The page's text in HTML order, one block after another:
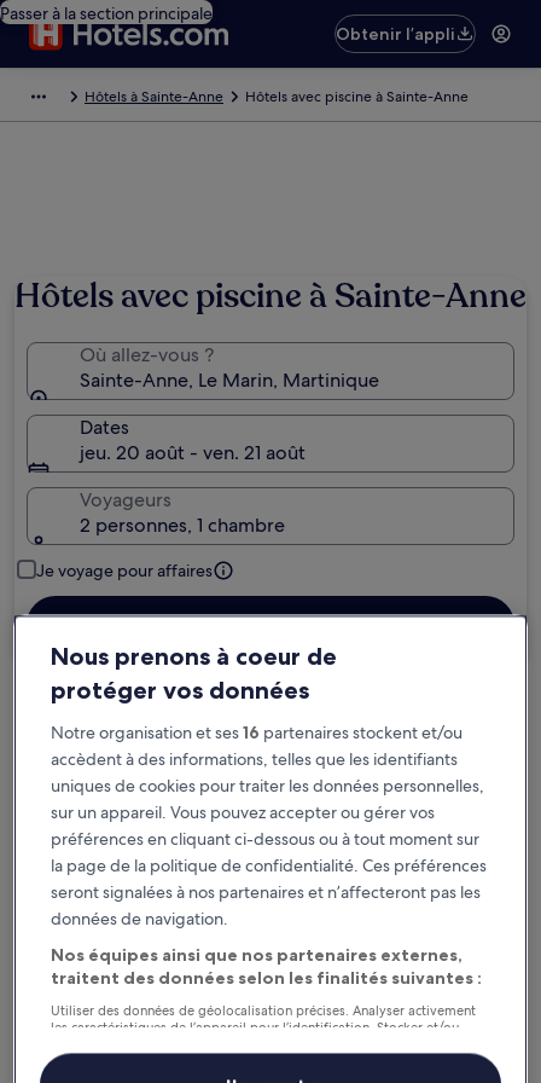
Passer à la section principale
Obtenir l’appli
Hôtels à Sainte-Anne Hôtels avec piscine à Sainte-Anne
Hôtels avec piscine à Sainte-Anne
Où allez-vous ?
Sainte-Anne, Le Marin, Martinique
Dates
jeu. 20 août - ven. 21 août
Voyageurs
2 personnes, 1 chambre
Je voyage pour affaires
Rechercher
Options d’annulation gratuite en cas de
changement de programme
Gagnez des récompenses pour chaque
nuit séjournée
Économisez plus grâce aux Prix membres
Consultez les prix pour ces dates
Nous prenons à coeur de
protéger vos données
Notre organisation et ses16 partenaires stockent et/ou
accèdent à des informations, telles que les identifiants
uniques de cookies pour traiter les données personnelles,
sur un appareil. Vous pouvez accepter ou gérer vos
préférences en cliquant ci-dessous ou à tout moment sur
la page de la politique de confidentialité. Ces préférences
seront signalées à nos partenaires et n’affecteront pas les
données de navigation.
Nos équipes ainsi que nos partenaires externes,
traitent des données selon les finalités suivantes :
Utiliser des données de géolocalisation précises. Analyser activement
les caractéristiques de l’appareil pour l’identification. Stocker et/ou
personnalisés, mesure de performance des publicités et du contenu,
études d’audience et développement de services.